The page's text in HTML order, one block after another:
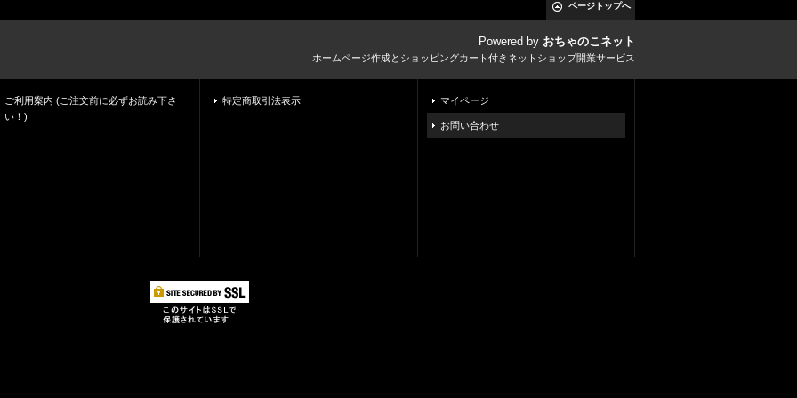
ページトップへ
Powered by おちゃのこネット
ホームページ作成とショッピングカート付きネットショップ開業サービス
ご利用案内 (ご注文前に必ずお読み下さ
い！)
特定商取引法表示 マイページ
お問い合わせ